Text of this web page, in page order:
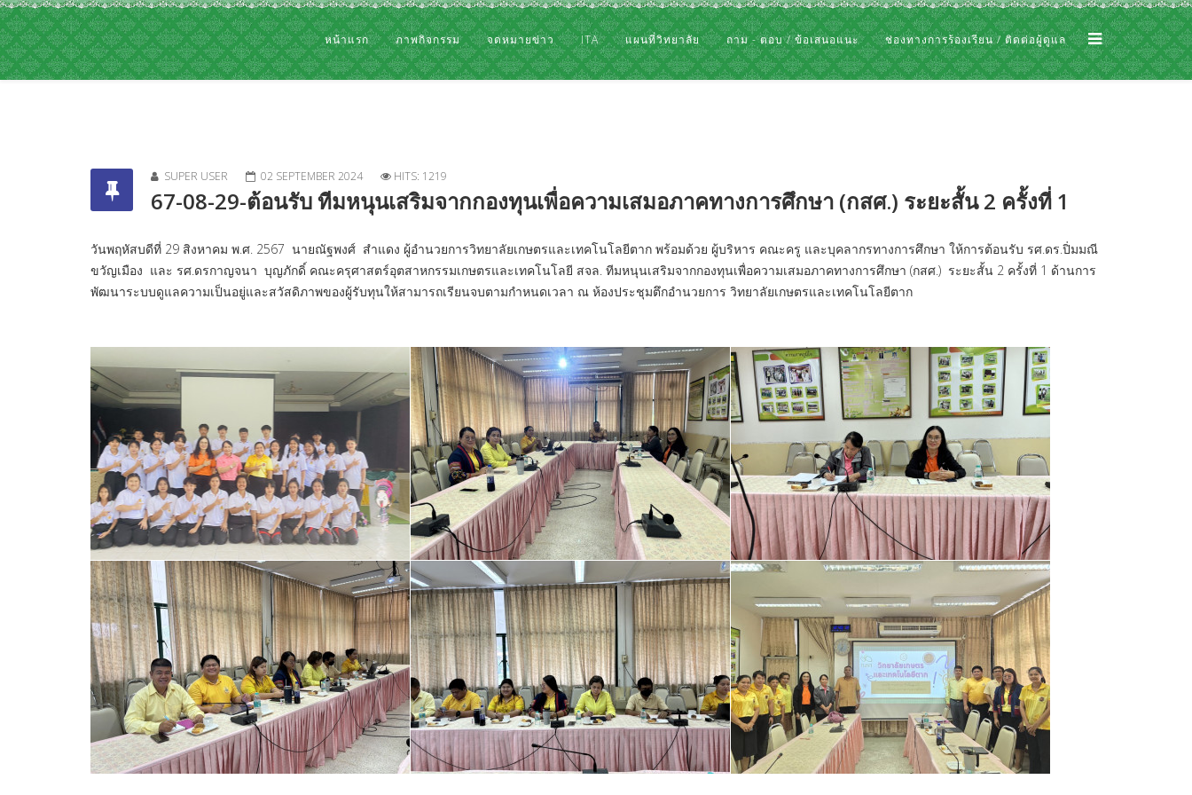
หน้าแรก ภาพกิจกรรม จดหมายข่าว ITA แผนที่วิทยาลัย ถาม - ตอบ / ข้อเสนอแนะ ช่องทางการร้องเรียน / ติดต่อผู้ดูแล
SUPER USER 02 SEPTEMBER 2024 HITS: 1219
67-08-29-ต้อนรับ ทีมหนุนเสริมจากกองทุนเพื่อความเสมอภาคทางการศึกษา (กสศ.) ระยะสั้น 2 ครั้งที่ 1
วันพฤหัสบดีที่ 29 สิงหาคม พ.ศ. 2567 นายณัฐพงศ์ สำแดง ผู้อำนวยการวิทยาลัยเกษตรและเทคโนโลยีตาก พร้อมด้วย ผู้บริหาร คณะครู และบุคลากรทางการศึกษา ให้การต้อนรับ รศ.ดร.ปิ่มมณี
ขวัญเมือง และ รศ.ดรกาญจนา บุญภักดิ์ คณะครุศาสตร์อุตสาหกรรมเกษตรและเทคโนโลยี สจล. ทีมหนุนเสริมจากกองทุนเพื่อความเสมอภาคทางการศึกษา (กสศ.) ระยะสั้น 2 ครั้งที่ 1 ด้านการ
พัฒนาระบบดูแลความเป็นอยู่และสวัสดิภาพของผู้รับทุนให้สามารถเรียนจบตามกำหนดเวลา ณ ห้องประชุมตึกอำนวยการ วิทยาลัยเกษตรและเทคโนโลยีตาก